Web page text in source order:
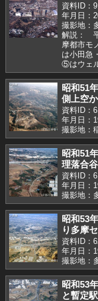
資料ID：
年月日：
撮影地：
解説：
摩都市モ
は小田急
⑤はウェ
昭和51
側上空
資料ID：
年月日：
撮影地：
昭和51
理落合
資料ID：
年月日：
撮影地：
昭和53
り多摩
資料ID：
年月日：
撮影地：
昭和53
と暫定